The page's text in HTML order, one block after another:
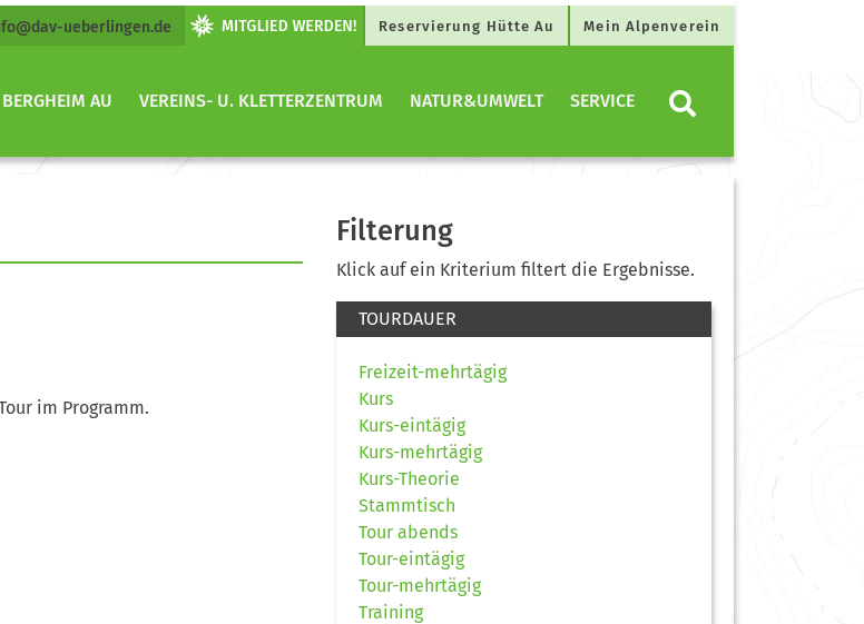
ueberlingen.de Reservierung Hütte Au Mein Alpenverein
BERGHEIM AU VEREINS- U. KLETTERZENTRUM NATUR&UMWELT SERVICE
im Programm.
Filterung
Klick auf ein Kriterium filtert die Ergebnisse.
TOURDAUER
Freizeit-mehrtägig
Kurs
Kurs-eintägig
Kurs-mehrtägig
Kurs-Theorie
Stammtisch
Tour abends
Tour-eintägig
Tour-mehrtägig
Training